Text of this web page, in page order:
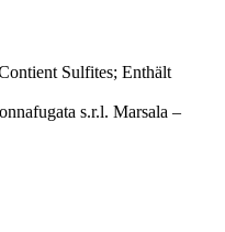
Sulfites; Enthält
s.r.l. Marsala –